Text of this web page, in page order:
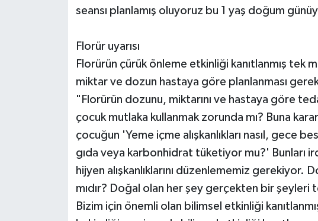
seansı planlamış oluyoruz bu 1 yaş doğum
Florür uyarısı
Florürün çürük önleme etkinliği kanıtlanmış tek
miktar ve dozun hastaya göre planlanması
"Florürün dozunu, miktarını ve hastaya göre
çocuk mutlaka kullanmak zorunda mı? Buna
çocuğun 'Yeme içme alışkanlıkları nasıl, gece
gıda veya karbonhidrat tüketiyor mu?' Bunları
hijyen alışkanlıklarını düzenlememiz gerekiyor.
mıdır? Doğal olan her şey gerçekten bir şeyleri
Bizim için önemli olan bilimsel etkinliği